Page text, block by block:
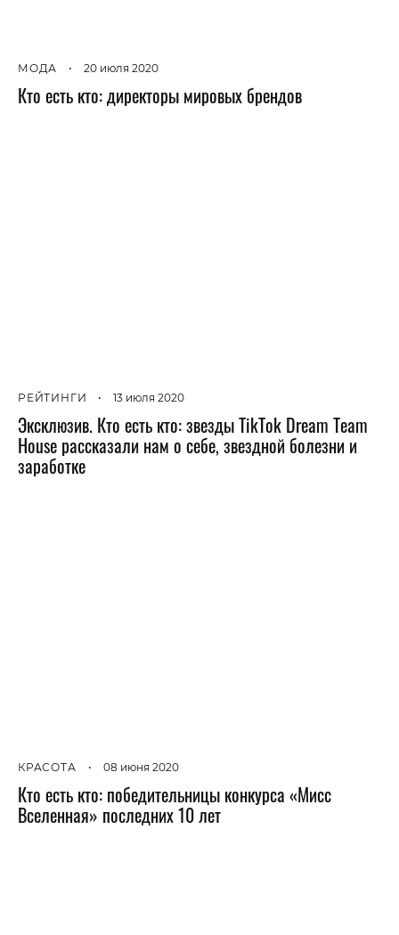
МОДА • 20 июля 2020
Кто есть кто: директоры мировых брендов
РЕЙТИНГИ • 13 июля 2020
Эксклюзив. Кто есть кто: звезды TikTok Dream Team
House рассказали нам о себе, звездной болезни и
заработке
КРАСОТА • 08 июня 2020
Кто есть кто: победительницы конкурса «Мисс
Вселенная» последних 10 лет